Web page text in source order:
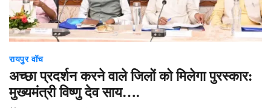
धन-
धान्य
बढ़ोतरी,
रायपुर वॉच
अच्छा प्रदर्शन करने वाले जिलों को मिलेगा पुरस्कार:
मुख्यमंत्री विष्णु देव साय….